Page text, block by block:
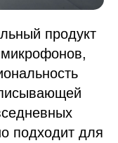
продукт
подходит для